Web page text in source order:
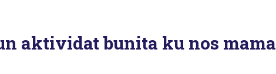
aktividat bunita ku nos mama